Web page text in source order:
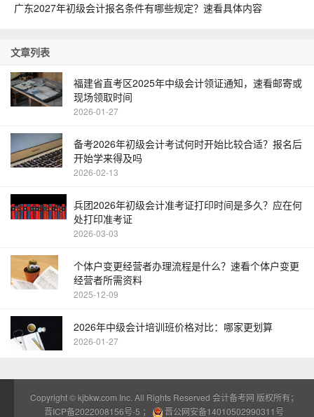
广东2027年初级会计报名条件有哪些规定？速看具体内容
文章列表
福建省直考区2025年中级会计领证通知，速看邮寄或
现场领取时间
2026-01-27
备考2026年初级会计考试何时开始比较合适？报名后
开始学来得及吗
2026-02-13
兵团2026年初级会计准考证打印时间是多久？应在何
处打印准考证
2026-03-03
个体户变更经营者办理流程是什么？速看个体户变更
经营者所需资料
2025-12-09
2026年中级会计培训班价格对比：哪家更划算
2026-01-27
Copyright ©kjbkw.com Inc. All Rights Reserved 会计备考网 版权所有；
晋ICP备2022008156号-5 ； 晋公网安备14010502990311号